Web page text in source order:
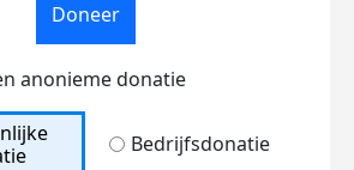
Doneer
anonieme donatie
Bedrijfsdonatie